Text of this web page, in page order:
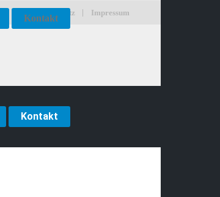
Datenschutz Impressum
Kontakt
Kontakt